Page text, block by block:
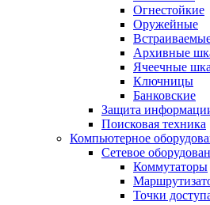
Огнестойкие
Оружейные
Архивные
Ячеечные
Ключницы
Банковские
Защита
Поисковая техника
Компьютерное
Сетевое
Коммутаторы
Точки